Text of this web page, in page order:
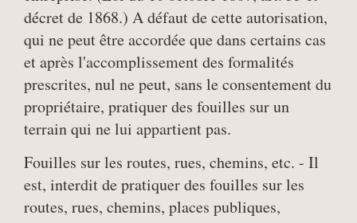
décret de 1868.) A défaut de cette autorisation,
qui ne peut être accordée que dans certains cas
et après l'accomplissement des formalités
prescrites, nul ne peut, sans le consentement du
propriétaire, pratiquer des fouilles sur un
terrain qui ne lui appartient pas.
Fouilles sur les routes, rues, chemins, etc. - Il
est, interdit de pratiquer des fouilles sur les
routes, rues, chemins, places publiques,